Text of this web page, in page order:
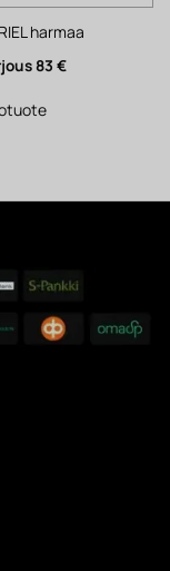
harmaa
€.
83 €Nykyinen